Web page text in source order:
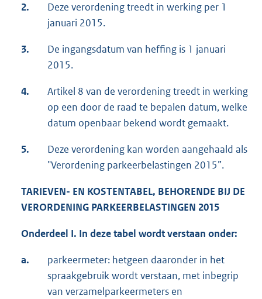
2.
Deze verordening treedt in werking per 1
januari 2015.
3.
De ingangsdatum van heffing is 1 januari
2015.
4.
Artikel 8 van de verordening treedt in werking
op een door de raad te bepalen datum, welke
datum openbaar bekend wordt gemaakt.
5.
Deze verordening kan worden aangehaald als
"Verordening parkeerbelastingen 2015”.
TARIEVEN- EN KOSTENTABEL, BEHORENDE BIJ DE
VERORDENING PARKEERBELASTINGEN 2015
Onderdeel I. In deze tabel wordt verstaan onder:
a.
parkeermeter: hetgeen daaronder in het
spraakgebruik wordt verstaan, met inbegrip
van verzamelparkeermeters en